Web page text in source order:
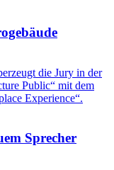
die Jury in der
Public“ mit dem
Experience“.
Sprecher